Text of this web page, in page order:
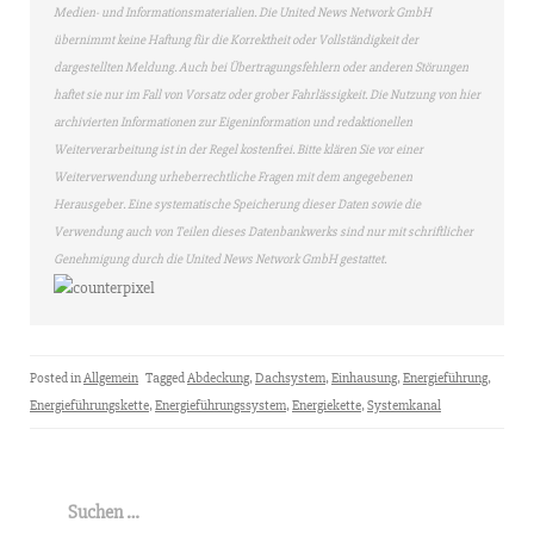
Medien- und Informationsmaterialien. Die United News Network GmbH
übernimmt keine Haftung für die Korrektheit oder Vollständigkeit der
dargestellten Meldung. Auch bei Übertragungsfehlern oder anderen Störungen
haftet sie nur im Fall von Vorsatz oder grober Fahrlässigkeit. Die Nutzung von hier
archivierten Informationen zur Eigeninformation und redaktionellen
Weiterverarbeitung ist in der Regel kostenfrei. Bitte klären Sie vor einer
Weiterverwendung urheberrechtliche Fragen mit dem angegebenen
Herausgeber. Eine systematische Speicherung dieser Daten sowie die
Verwendung auch von Teilen dieses Datenbankwerks sind nur mit schriftlicher
Genehmigung durch die United News Network GmbH gestattet.
Posted inAllgemein TaggedAbdeckung,Dachsystem,Einhausung,Energieführung,
Energieführungskette,Energieführungssystem,Energiekette,Systemkanal
nach: